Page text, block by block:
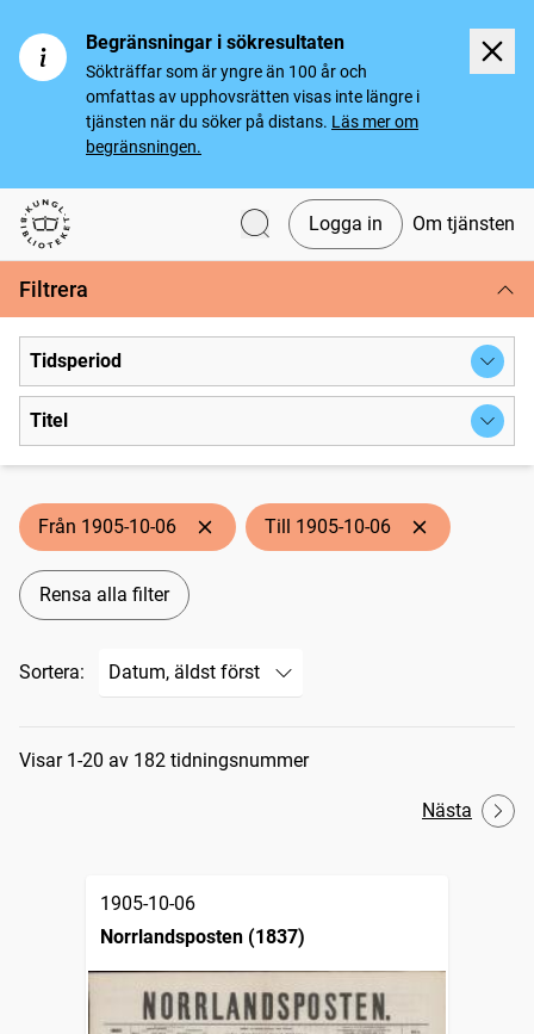
Begränsningar i sökresultaten
Sökträffar som är yngre än 100 år och
omfattas av upphovsrätten visas inte längre i
tjänsten när du söker på distans. Läs mer om
begränsningen.
Svenska tidningar
Logga in Om tjänsten
Filtrera
Tidsperiod
Titel
Från 1905-10-06 Till 1905-10-06
Rensa alla filter
Sortera:
Sökresultat
Visar 1-20 av 182 tidningsnummer
Nästa
1905-10-06
Norrlandsposten (1837)